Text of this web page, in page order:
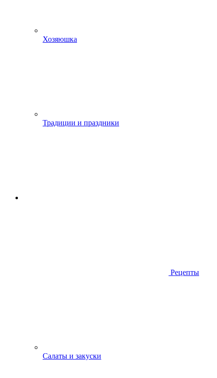
Хозяюшка
Традиции и праздники
Рецепты
Салаты и закуски